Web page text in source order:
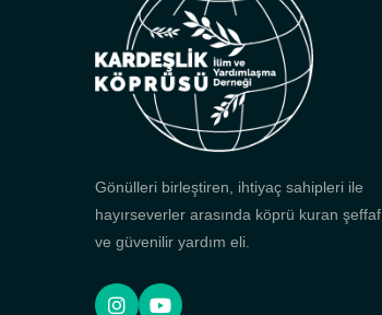
Gönülleri birleştiren, ihtiyaç sahipleri ile
hayırseverler arasında köprü kuran şeffaf
ve güvenilir yardım eli.